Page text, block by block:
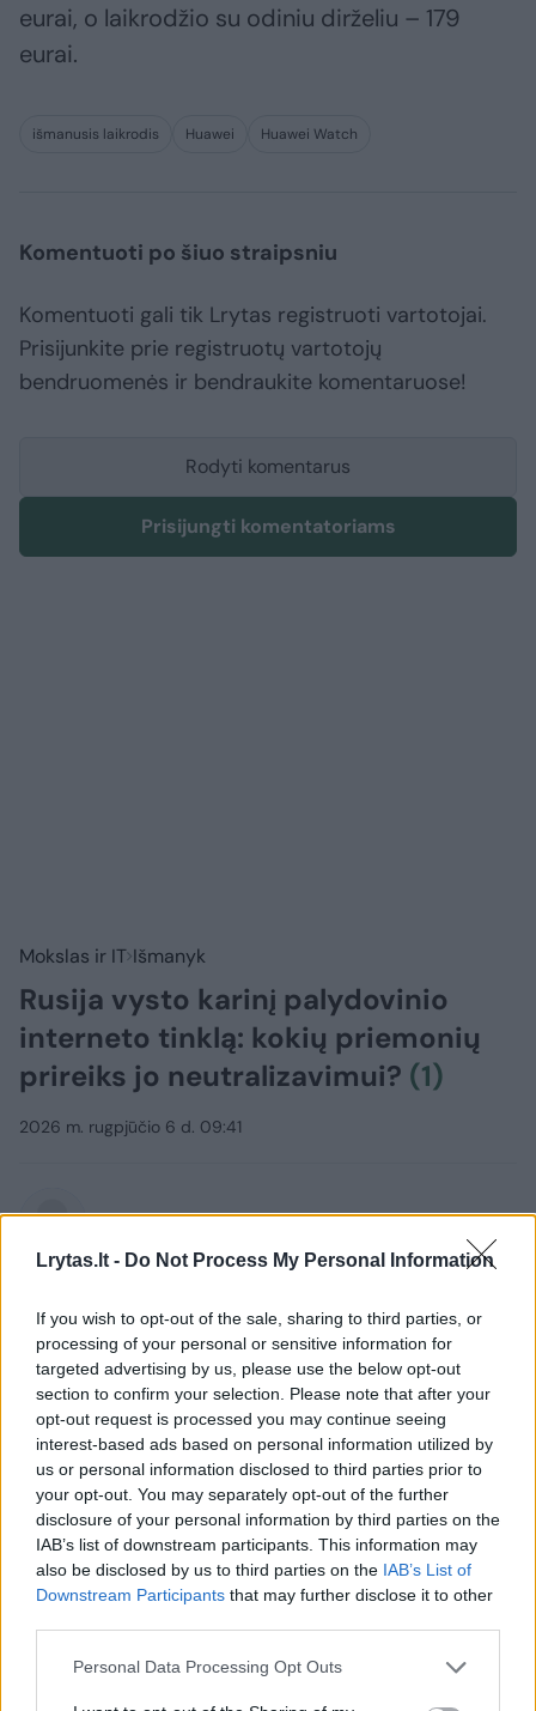
Lrytas.lt - Do Not Process My Personal Information
If you wish to opt-out of the sale, sharing to third parties, or
processing of your personal or sensitive information for
targeted advertising by us, please use the below opt-out
section to confirm your selection. Please note that after your
opt-out request is processed you may continue seeing
interest-based ads based on personal information utilized by
us or personal information disclosed to third parties prior to
your opt-out. You may separately opt-out of the further
disclosure of your personal information by third parties on the
IAB’s list of downstream participants. This information may
also be disclosed by us to third parties on the IAB’s List of
Downstream Participants that may further disclose it to other
Personal Data Processing Opt Outs
eurai, o laikrodžio su odiniu dirželiu – 179
eurai.
išmanusis laikrodis Huawei Huawei Watch
Komentuoti po šiuo straipsniu
Komentuoti gali tik Lrytas registruoti vartotojai.
Prisijunkite prie registruotų vartotojų
bendruomenės ir bendraukite komentaruose!
Rodyti komentarus
Prisijungti komentatoriams
Mokslas ir IT Išmanyk
Rusija vysto karinį palydovinio
interneto tinklą: kokių priemonių
prireiks jo neutralizavimui? (1)
2026 m. rugpjūčio 6 d. 09:41
Lrytas.lt
internetą„Rasvet“, kurį kariniams tikslams
sukūrė „Biuro 1440“, Ukrainai kyla naujas
klausimas: kaip veiksmingai neutralizuoti
tokią sistemą?